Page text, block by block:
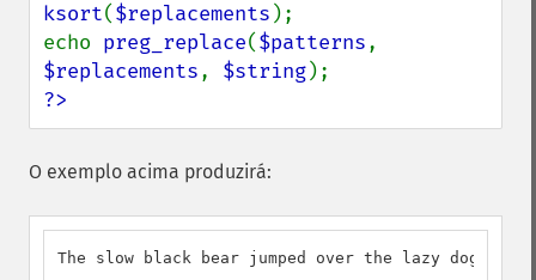
ksort($replacements );
echo preg_replace($patterns
$replacements, $string
?>
O exemplo acima produzirá:
The slow black bear jumped over the lazy dog.